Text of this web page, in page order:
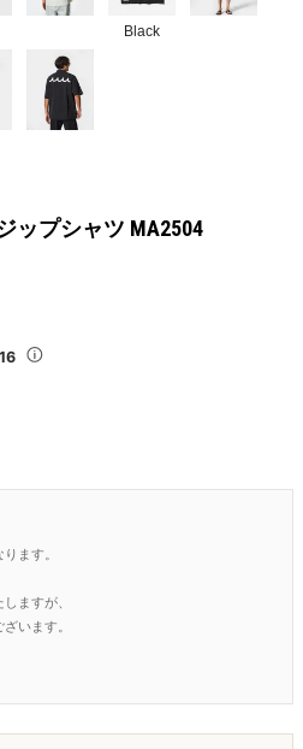
Black
ップシャツ MA2504
ます。
ますが、
います。